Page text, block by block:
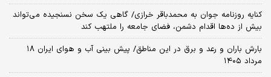
کنایه روزنامه جوان به محمدباقر خرازی/ گاهی یک سخن نسنجیده می‌تواند
بیش از ده‌ها اقدام دشمن، فضای جامعه را ملتهب کند
بارش باران و رعد و برق در این مناطق/ پیش بینی آب و هوای ایران ۱۸
مرداد ۱۴۰۵